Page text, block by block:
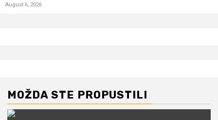
August 6, 2026
MOŽDA STE PROPUSTILI